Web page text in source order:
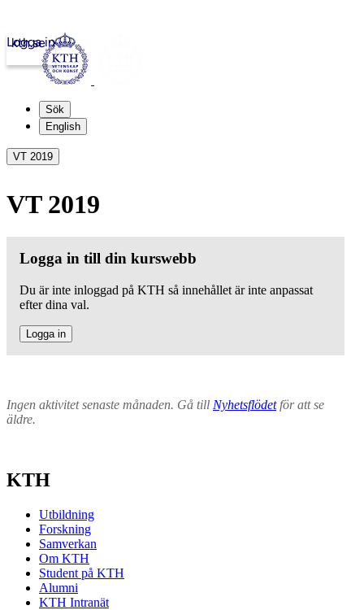
kth.se
Logga in
Sök
English
VT 2019
VT 2019
Logga in till din kurswebb
Du är inte inloggad på KTH så innehållet är inte anpassat
efter dina val.
Logga in
Ingen aktivitet senaste månaden. Gå till Nyhetsflödetför att se
äldre.
KTH
Utbildning
Forskning
Samverkan
Om KTH
Student på KTH
Alumni
KTH Intranät